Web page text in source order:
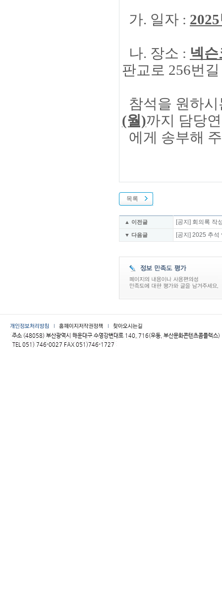
가. 일자 :
나. 장소 : 넥
판교로 256번
참석을 원하
(월)까지 담당
에게 송부해
목록
▲ 이전글 [공지] 회의록 작
▼ 다음글 [공지] 2025 추석